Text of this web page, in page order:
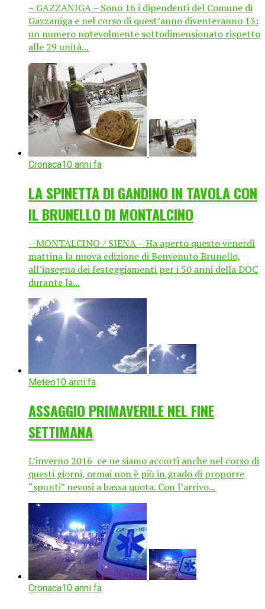
– GAZZANIGA – Sono 16 i dipendenti del Comune di
Gazzaniga e nel corso di quest’anno diventeranno 13:
un numero notevolmente sottodimensionato rispetto
alle 29 unità...
Cronaca10 anni fa
LA SPINETTA DI GANDINO IN TAVOLA CON
IL BRUNELLO DI MONTALCINO
– MONTALCINO / SIENA – Ha aperto questo venerdì
mattina la nuova edizione di Benvenuto Brunello,
all’insegna dei festeggiamenti per i 50 anni della DOC
durante la...
Meteo10 anni fa
ASSAGGIO PRIMAVERILE NEL FINE
SETTIMANA
L’inverno 2016 ce ne siamo accorti anche nel corso di
questi giorni, ormai non è più in grado di proporre
“spunti” nevosi a bassa quota. Con l’arrivo...
Cronaca10 anni fa